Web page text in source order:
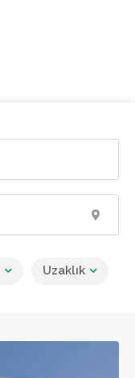
Uzaklık